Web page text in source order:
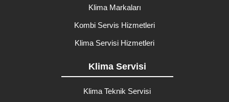
Klima Markaları
Kombi Servis Hizmetleri
Klima Servisi Hizmetleri
Klima Servisi
Klima Teknik Servisi